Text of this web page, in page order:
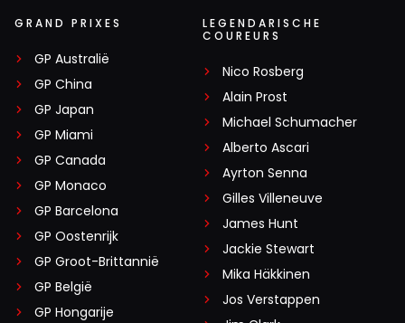
GRAND PRIXES
GP Australië
GP China
GP Japan
GP Miami
GP Canada
GP Monaco
GP Barcelona
GP Oostenrijk
GP Groot-Brittannië
GP België
GP Hongarije
LEGENDARISCHE
COUREURS
Nico Rosberg
Alain Prost
Michael Schumacher
Alberto Ascari
Ayrton Senna
Gilles Villeneuve
James Hunt
Jackie Stewart
Mika Häkkinen
Jos Verstappen